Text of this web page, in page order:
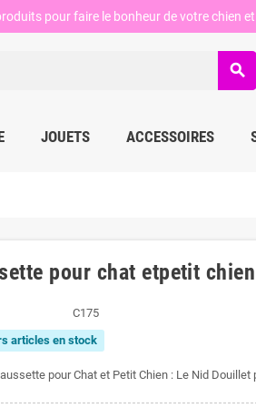
pour faire le bonheur de votre chien
search
JOUETS ACCESSOIRES
pour chat etpetit chien
C175
articles en stock
pour Chat et Petit Chien : Le Nid